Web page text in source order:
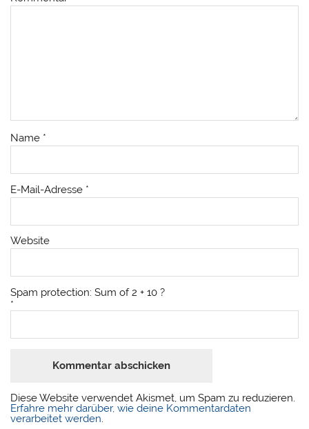
Name *
E-Mail-Adresse *
Website
Spam protection: Sum of 2 + 10 ?
*
Diese Website verwendet Akismet, um Spam zu reduzieren.
Erfahre mehr darüber, wie deine Kommentardaten
verarbeitet werden.